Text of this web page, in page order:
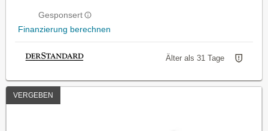
Gesponsert
Finanzierung berechnen
Älter als 31 Tage
VERGEBEN